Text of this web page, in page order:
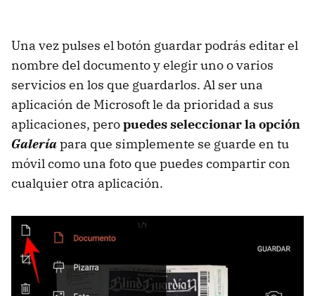
Una vez pulses el botón guardar podrás editar el
nombre del documento y elegir uno o varios
servicios en los que guardarlos. Al ser una
aplicación de Microsoft le da prioridad a sus
aplicaciones, peropuedes seleccionar la opción
Galeríapara que simplemente se guarde en tu
móvil como una foto que puedes compartir con
cualquier otra aplicación.